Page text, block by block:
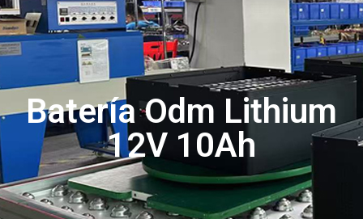
Batería Odm Lithium
12V 10Ah